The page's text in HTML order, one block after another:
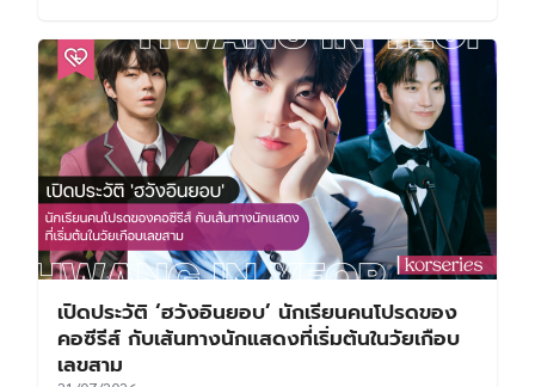
เปิดประวัติ ‘ฮวังอินยอบ’ นักเรียนคนโปรดของ
คอซีรีส์ กับเส้นทางนักแสดงที่เริ่มต้นในวัยเกือบ
เลขสาม